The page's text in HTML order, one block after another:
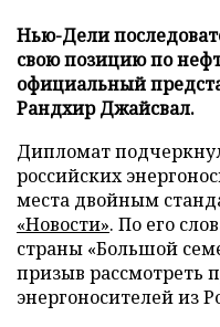
Нью-Дели
свою позицию по
официальный
Рандхир Джайсвал.
Дипломат
российских
места двойным
«Новости». По его
страны «Большой
призыв рассмотреть
энергоносителей из